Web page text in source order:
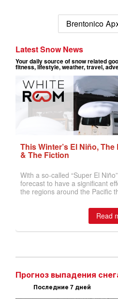
Brentonico
Прогноз выпадения
Последние 7 дней